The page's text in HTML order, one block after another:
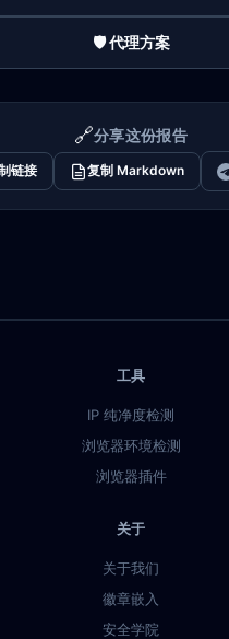
🛡️ 代理方案
🔗分享这份报告
链接 复制 Markdown
工具
IP 纯净度检测
浏览器环境检测
浏览器插件
关于
关于我们
徽章嵌入
安全学院